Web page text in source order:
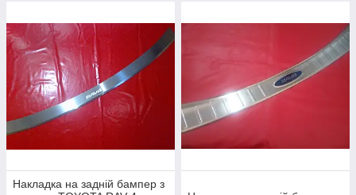
Накладка на задній бампер з